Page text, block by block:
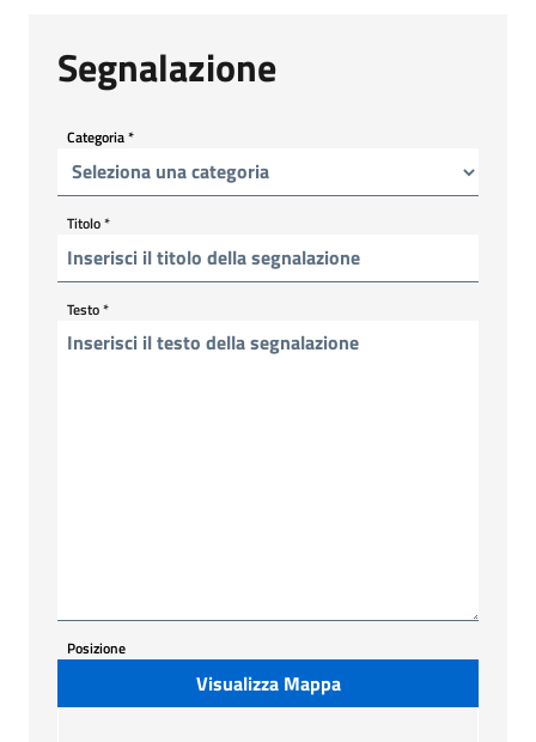
Segnalazione
Categoria*
Titolo*
Testo*
Posizione
Visualizza Mappa